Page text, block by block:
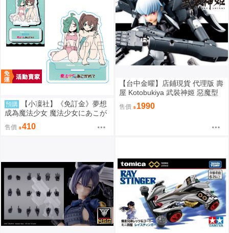
預購
【小凜社】《免訂金》夢想
成為魔法少女 魔法少女にあこが
れて 13 附Melonbooks特典
售價 410
【台中金曜】店鋪現貨 代理版 壽
屋 Kotobukiya 武裝神姬 惡魔型
絲特拉夫 STRARF 組裝模型
售價 1990